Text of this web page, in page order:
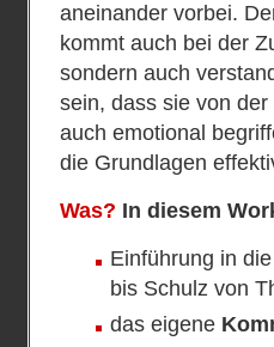
aneinander vorbei.
kommt auch bei der
sondern auch
sein, dass sie von
auch emotional
die Grundlagen
Was? In diesem
Einführung in
bis Schulz von
das eigene